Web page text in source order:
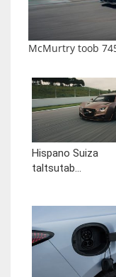
McMurtry toob
Hispano Suiza
taltsutab...